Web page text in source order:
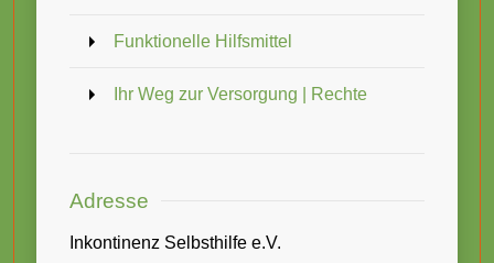
Funktionelle Hilfsmittel
Ihr Weg zur Versorgung | Rechte
Adresse
Inkontinenz Selbsthilfe e.V.